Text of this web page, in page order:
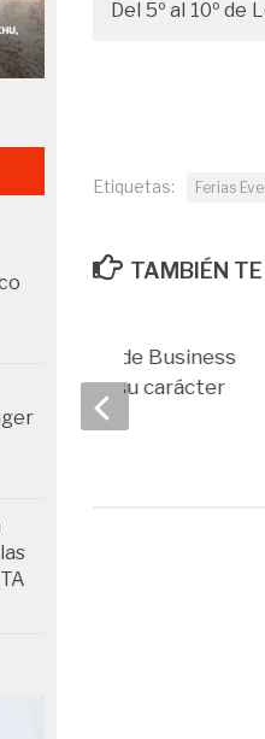
Del 5º al 10º
Etiquetas: Ferias
TAMBIÉN
ETN2019 de Business
intensifica su carácter